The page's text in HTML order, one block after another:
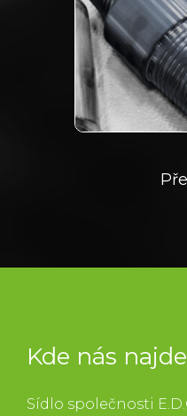
Kde nás
Sídlo společnosti